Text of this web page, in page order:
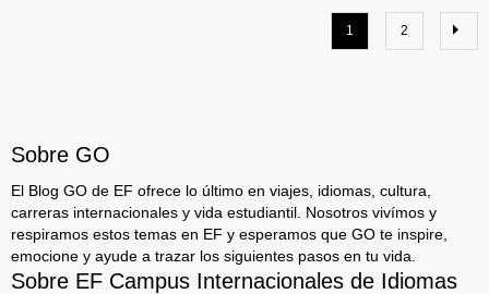
1 2
Sobre GO
El Blog GO de EF ofrece lo último en viajes, idiomas, cultura,
carreras internacionales y vida estudiantil. Nosotros vivímos y
respiramos estos temas en EF y esperamos que GO te inspire,
emocione y ayude a trazar los siguientes pasos en tu vida.
Sobre EF Campus Internacionales de Idiomas